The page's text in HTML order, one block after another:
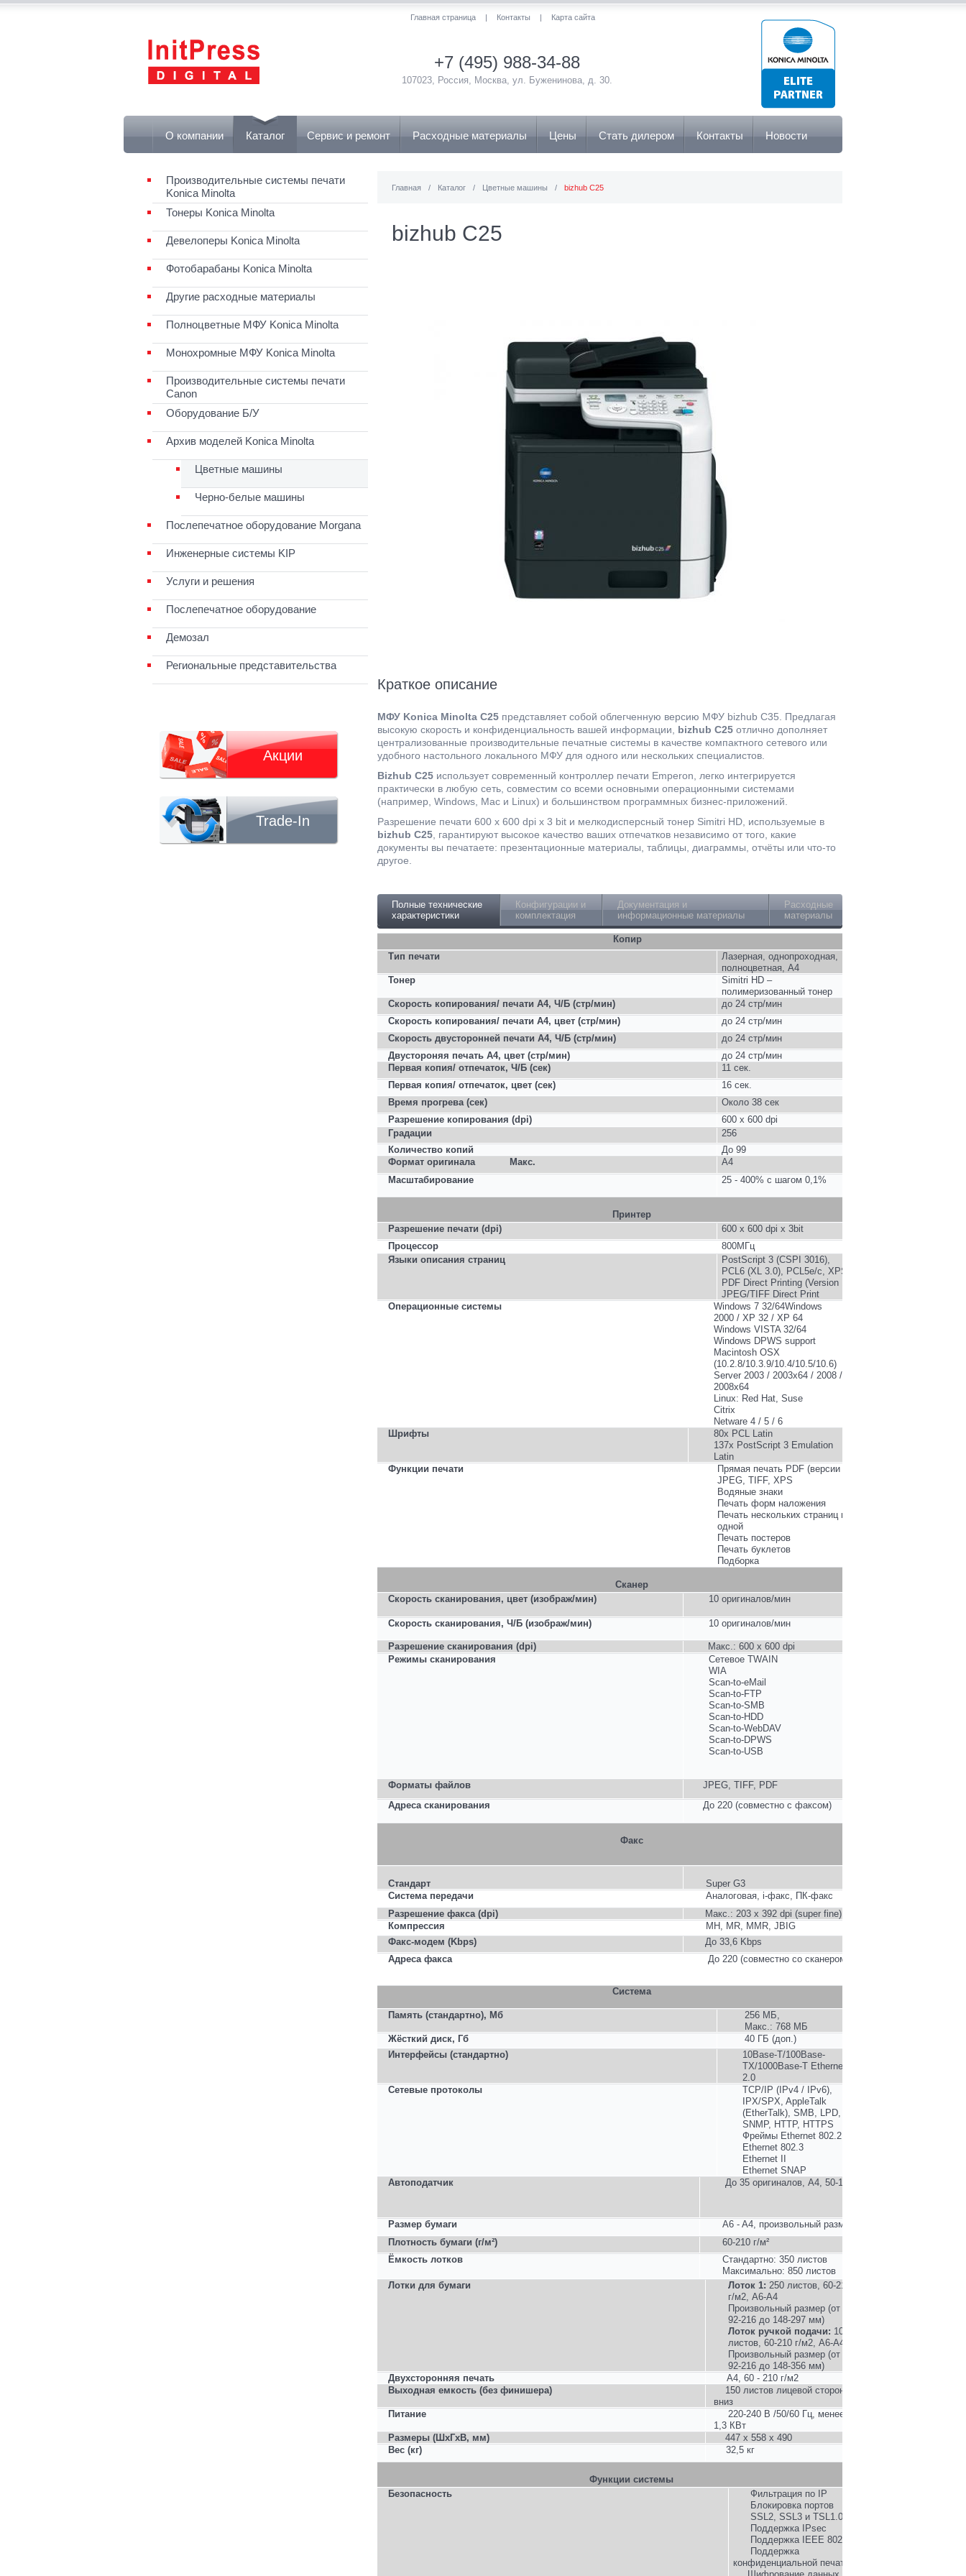
Главная страница | Контакты | Карта сайта
+7 (495) 988-34-88
107023, Россия, Москва, ул. Буженинова, д. 30.
О компании Каталог Сервис и ремонт Расходные материалы Цены Стать дилером Контакты Новости
Главная / Каталог / Цветные машины / bizhub C25
bizhub C25
Краткое описание
МФУ Konica Minolta C25 представляет собой облегченную версию МФУ bizhub C35. Предлагая
высокую скорость и конфиденциальность вашей информации, bizhub C25 отлично дополняет
централизованные производительные печатные системы в качестве компактного сетевого или
удобного настольного локального МФУ для одного или нескольких специалистов.
Bizhub C25 использует современный контроллер печати Emperon, легко интегрируется
практически в любую сеть, совместим со всеми основными операционными системами
(например, Windows, Mac и Linux) и большинством программных бизнес-приложений.
Разрешение печати 600 x 600 dpi x 3 bit и мелкодисперсный тонер Simitri HD, используемые в
bizhub C25 , гарантируют высокое качество ваших отпечатков независимо от того, какие
документы вы печатаете: презентационные материалы, таблицы, диаграммы, отчёты или что-то
другое.
Полные технические
характеристики
Конфигурации и
комплектация
Документация и
информационные материалы
Расходные
материалы
Копир
Тип печати
Лазерная, однопроходная,
полноцветная, А4
Тонер
Simitri HD –
полимеризованный тонер
Скорость копирования/ печати A4, Ч/Б (стр/мин)
до24 стр/мин
Скорость копирования/ печати A4, цвет (стр/мин)
до24 стр/мин
Скорость двусторонней печати A4, Ч/Б (стр/мин)
до24 стр/мин
Двустороняя печать A4, цвет (стр/мин)
до24 стр/мин
Первая копия/ отпечаток, Ч/Б (сек)
11 сек.
Первая копия/ отпечаток, цвет (сек)
16 сек.
Время прогрева (сек)
Около 38 сек
Разрешение копирования (dpi)
600 x 600 dpi
Градации
256
Количество копий
До 99
Формат оригинала
Макс.
A4
Масштабирование
25 - 400% с шагом 0,1%
Принтер
Разрешение печати (dpi)
600 x 600 dpi x 3bit
Процессор
800МГц
Языки описания страниц
PostScript 3 (CSPI 3016),
PCL6 (XL 3.0), PCL5e/c, XPS,
PDF Direct Printing (Version 1.7),
JPEG/TIFF Direct Print
Операционные системы
Windows 7 32/64Windows
2000 / XP 32 / XP 64
Windows VISTA 32/64
Windows DPWS support
Macintosh OSX
(10.2.8/10.3.9/10.4/10.5/10.6)
Server 2003 / 2003x64 / 2008 /
2008x64
Linux: Red Hat, Suse
Citrix
Netware 4 / 5 / 6
Шрифты
80x PCL Latin
137x PostScript 3 Emulation
Latin
Функции печати
Прямая печать PDF (версии 1.7),
JPEG, TIFF, XPS
Водяные знаки
Печать форм наложения
Печать нескольких страниц на
одной
Печать постеров
Печать буклетов
Подборка
Сканер
Скорость сканирования, цвет (изображ/мин)
10 оригиналов/мин
Скорость сканирования, Ч/Б (изображ/мин) 10 оригиналов/мин
Разрешение сканирования (dpi)
Макс.: 600 x 600 dpi
Режимы сканирования Сетевое TWAIN
WIA
Scan-to-eMail
Scan-to-FTP
Scan-to-SMB
Scan-to-HDD
Scan-to-WebDAV
Scan-to-DPWS
Scan-to-USB
Форматы файлов
JPEG, TIFF, PDF
Адреса сканирования
До 220 (совместно с факсом)
Факс
Стандарт
Super G3
Система передачи
Аналоговая, i-факс, ПК-факс
Разрешение факса (dpi)
Макс.: 203 x 392 dpi (super fine)
Компрессия
MH, MR, MMR, JBIG
Факс-модем (Kbps)
До 33,6 Kbps
Адреса факса
До 220 (совместно со сканером)
Система
Память (стандартно), Мб
256 МБ,
Макс.: 768 МБ
Жёсткий диск, Гб
40 ГБ (доп.)
Интерфейсы (стандартно)
10Base-T/100Base-
TX/1000Base-T Ethernet, USB
2.0
Сетевые протоколы
TCP/IP (IPv4 / IPv6),
IPX/SPX, AppleTalk
(EtherTalk), SMB, LPD, IPP,
SNMP, HTTP, HTTPS
Фреймы Ethernet 802.2
Ethernet 802.3
Ethernet II
Ethernet SNAP
Автоподатчик
До 35 оригиналов, A4, 50-110 г/м²
Размер бумаги
A6 - A4, произвольный размер
Плотность бумаги (г/м²)
60-210 г/м²
Ёмкость лотков
Стандартно: 350 листов
Максимально: 850 листов
Лотки для бумаги
Лоток 1: 250 листов, 60-210
г/м2, A6-A4
Произвольный размер (от
92-216 до 148-297 мм)
Лоток ручкой подачи: 100
листов, 60-210 г/м2, A6-A4
Произвольный размер (от
92-216 до 148-356 мм)
Двухсторонняя печать
A4, 60 - 210 г/м2
Выходная емкость (без финишера)
150 листов лицевой стороной
вниз
Питание
220-240 В /50/60 Гц, менее
1,3 КВт
Размеры (ШxГxВ, мм)
447 x 558 x 490
Вес (кг)
32,5 кг
Функции системы
Безопасность
Фильтрация по IP
Блокировка портов
SSL2, SSL3 и TSL1.0
Поддержка IPsec
Поддержка IEEE 802.1x
Поддержка
конфиденциальной печати
Производительные системы печати
Konica Minolta
Тонеры Konica Minolta
Девелоперы Konica Minolta
Фотобарабаны Konica Minolta
Другие расходные материалы
Полноцветные МФУ Konica Minolta
Монохромные МФУ Konica Minolta
Производительные системы печати
Canon
Оборудование Б/У
Архив моделей Konica Minolta
Цветные машины
Черно-белые машины
Послепечатное оборудование Morgana
Инженерные системы KIP
Услуги и решения
Послепечатное оборудование
Демозал
Региональные представительства
Акции
Trade-In